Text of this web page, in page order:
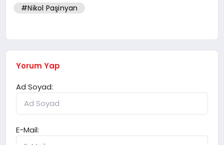
#Nikol Paşinyan
Yorum Yap
Ad Soyad:
E-Mail: